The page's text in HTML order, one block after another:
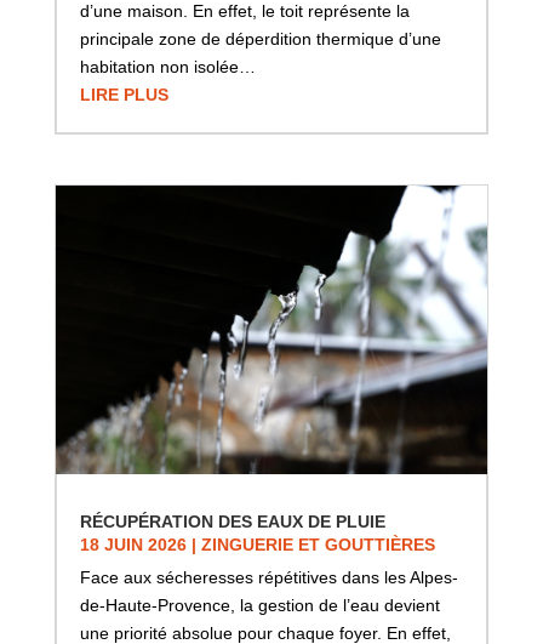
d’une maison. En effet, le toit représente la
principale zone de déperdition thermique d’une
habitation non isolée…
LIRE PLUS
RÉCUPÉRATION DES EAUX DE PLUIE
18 JUIN 2026| ZINGUERIE ET GOUTTIÈRES
Face aux sécheresses répétitives dans les Alpes-
de-Haute-Provence, la gestion de l’eau devient
une priorité absolue pour chaque foyer. En effet,